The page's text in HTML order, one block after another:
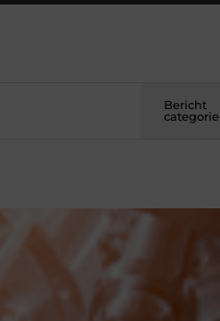
Bericht
categorie